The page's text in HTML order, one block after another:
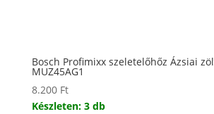
Bosch Profimixx szeletelőhőz Ázsiai
MUZ45AG1
8.200 Ft
Készleten: 3 db